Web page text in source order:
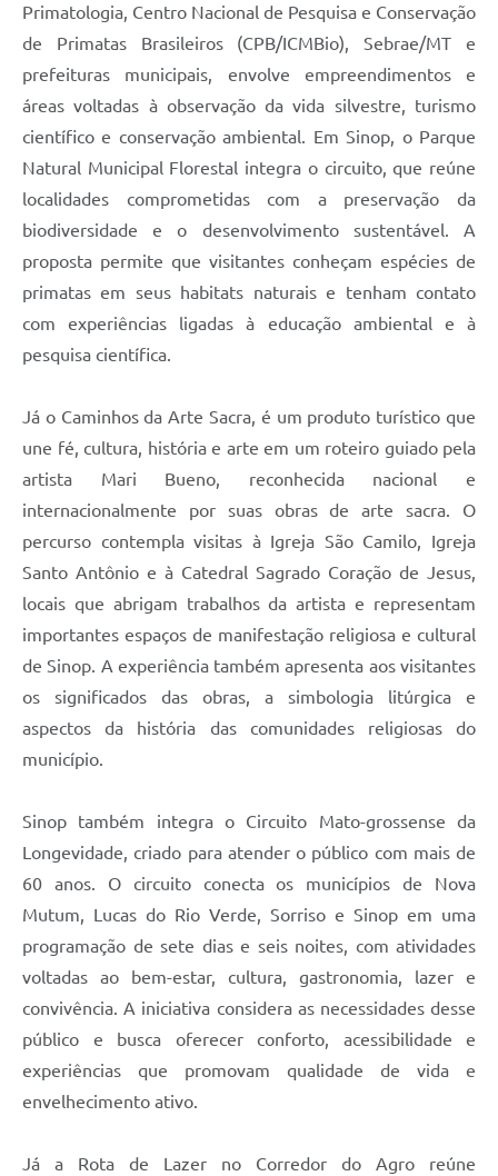
Primatologia, Centro Nacional de Pesquisa e Conservação
de Primatas Brasileiros (CPB/ICMBio), Sebrae/MT e
prefeituras municipais, envolve empreendimentos e
áreas voltadas à observação da vida silvestre, turismo
científico e conservação ambiental. Em Sinop, o Parque
Natural Municipal Florestal integra o circuito, que reúne
localidades comprometidas com a preservação da
biodiversidade e o desenvolvimento sustentável. A
proposta permite que visitantes conheçam espécies de
primatas em seus habitats naturais e tenham contato
com experiências ligadas à educação ambiental e à
pesquisa científica.
Já o Caminhos da Arte Sacra, é um produto turístico que
une fé, cultura, história e arte em um roteiro guiado pela
artista Mari Bueno, reconhecida nacional e
internacionalmente por suas obras de arte sacra. O
percurso contempla visitas à Igreja São Camilo, Igreja
Santo Antônio e à Catedral Sagrado Coração de Jesus,
locais que abrigam trabalhos da artista e representam
importantes espaços de manifestação religiosa e cultural
de Sinop. A experiência também apresenta aos visitantes
os significados das obras, a simbologia litúrgica e
aspectos da história das comunidades religiosas do
município.
Sinop também integra o Circuito Mato-grossense da
Longevidade, criado para atender o público com mais de
60 anos. O circuito conecta os municípios de Nova
Mutum, Lucas do Rio Verde, Sorriso e Sinop em uma
programação de sete dias e seis noites, com atividades
voltadas ao bem-estar, cultura, gastronomia, lazer e
convivência. A iniciativa considera as necessidades desse
público e busca oferecer conforto, acessibilidade e
experiências que promovam qualidade de vida e
envelhecimento ativo.
Já a Rota de Lazer no Corredor do Agro reúne